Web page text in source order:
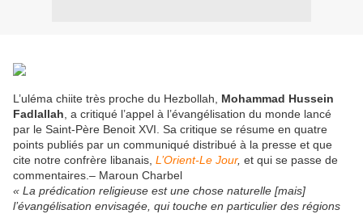
L’uléma chiite très proche du Hezbollah, Mohammad Hussein
Fadlallah , a critiqué l’appel à l’évangélisation du monde lancé
par le Saint-Père Benoit XVI . Sa critique se résume en quatre
points publiés par un communiqué distribué à la presse et que
cite notre confrère libanais, L’Orient-Le Jour, et qui se passe de
commentaires.– Maroun Charbel
« La prédication religieuse est une chose naturelle [mais]
l’évangélisation envisagée, qui touche en particulier des régions